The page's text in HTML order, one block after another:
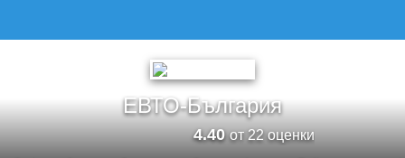
ЕВТО-България
4.40от 22 оценки